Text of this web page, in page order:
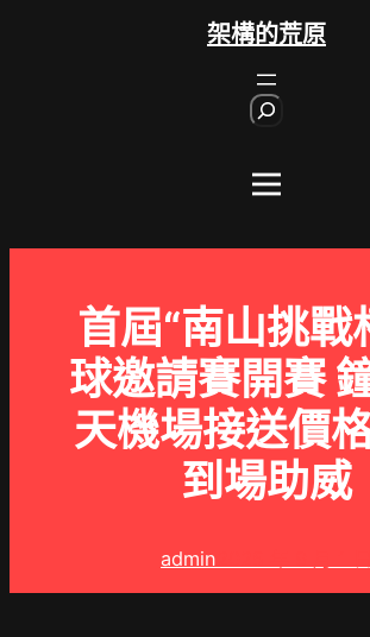
架構的荒原
首屆“南山挑戰
球邀請賽開賽
天機場接送價
到場助威
admin